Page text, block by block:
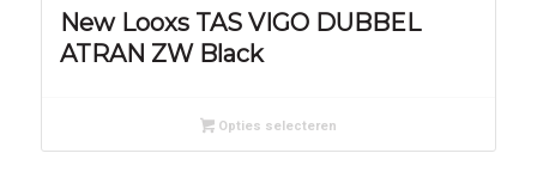
New Looxs TAS VIGO DUBBEL
ATRAN ZW Black
Opties selecteren